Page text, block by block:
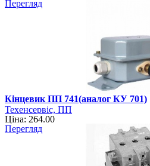
Перегляд
Кінцевик ПП 741(аналог КУ 701)
Техенсервіс, ПП
Ціна: 264.00
Перегляд